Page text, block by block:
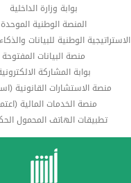
بوابة وزارة الداخلية
المنصة الوطنية الموحدة
الاستراتيجية الوطنية للبيانات
منصة البيانات المفتوحة
بوابة المشاركة
منصة الاستشارات القانونية
منصة الخدمات المالية
تطبيقات الهاتف المحمول